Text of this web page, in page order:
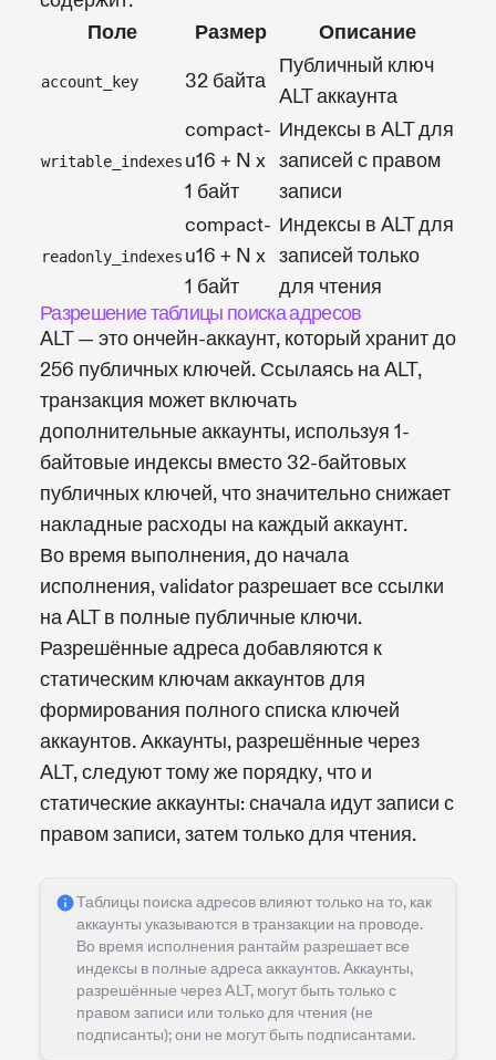
Поле
Размер Описание
account_key 32 байта
Публичный ключ
ALT аккаунта
writable_indexes
compact-
u16 + N x
1 байт
Индексы в ALT для
записей с правом
записи
readonly_indexes
compact-
u16 + N x
1 байт
Индексы в ALT для
записей только
для чтения
Разрешение таблицы поиска адресов
ALT — это ончейн-аккаунт, который хранит до
256 публичных ключей. Ссылаясь на ALT,
транзакция может включать
дополнительные аккаунты, используя 1-
байтовые индексы вместо 32-байтовых
публичных ключей, что значительно снижает
накладные расходы на каждый аккаунт.
Во время выполнения, до начала
исполнения, validator разрешает все ссылки
на ALT в полные публичные ключи.
Разрешённые адреса добавляются к
статическим ключам аккаунтов для
формирования полного списка ключей
аккаунтов. Аккаунты, разрешённые через
ALT, следуют тому же порядку, что и
статические аккаунты: сначала идут записи с
правом записи, затем только для чтения.
Таблицы поиска адресов влияют только на то, как
аккаунты указываются в транзакции на проводе.
Во время исполнения рантайм разрешает все
индексы в полные адреса аккаунтов. Аккаунты,
разрешённые через ALT, могут быть только с
правом записи или только для чтения (не
подписанты); они не могут быть подписантами.